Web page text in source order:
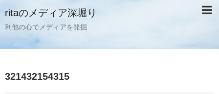
ritaのメディア深堀り
利他の心でメディアを発掘
321432154315